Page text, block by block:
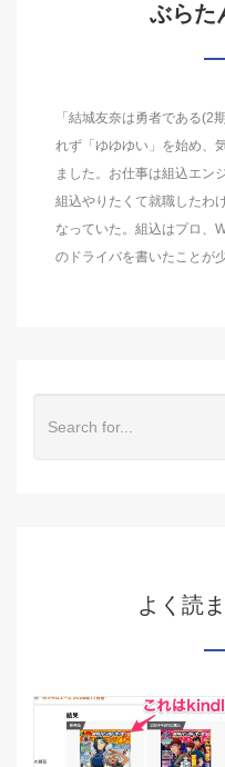
ぶらた
「結城友奈は勇者である(2
れず「ゆゆゆい」を始め、
ました。お仕事は組込エン
組込やりたくて就職したわ
なっていた。組込はプロ、
のドライバを書いたことが
よく読